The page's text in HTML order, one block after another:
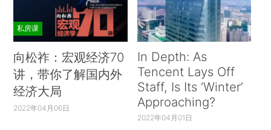
私房课
向松祚：宏观经济70
讲，带你了解国内外
经济大局
2022年04月06日
In Depth: As
Tencent Lays Off
Staff, Is Its ‘Winter’
Approaching?
2022年04月01日